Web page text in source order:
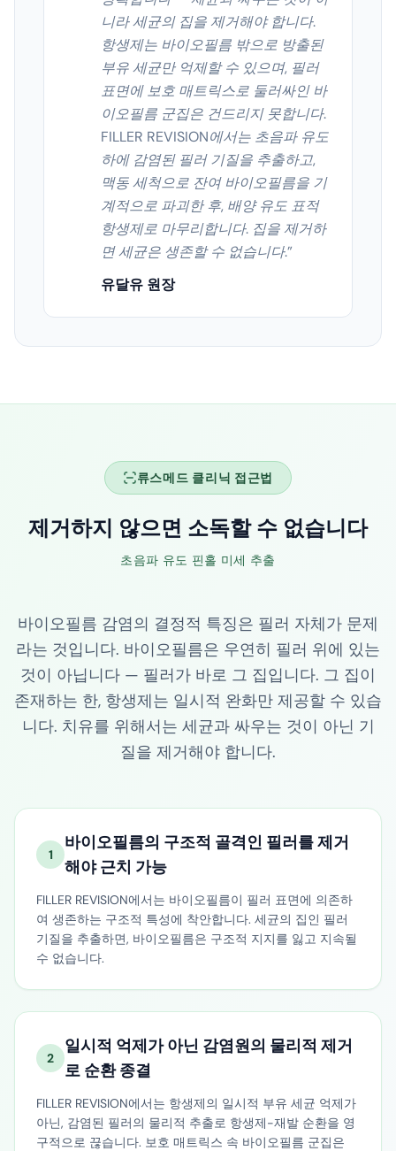
니라 세균의 집을 제거해야 합니다.
항생제는 바이오필름 밖으로 방출된
부유 세균만 억제할 수 있으며, 필러
표면에 보호 매트릭스로 둘러싸인 바
이오필름 군집은 건드리지 못합니다.
FILLER REVISION에서는 초음파 유도
하에 감염된 필러 기질을 추출하고,
맥동 세척으로 잔여 바이오필름을 기
계적으로 파괴한 후, 배양 유도 표적
항생제로 마무리합니다. 집을 제거하
면 세균은 생존할 수 없습니다.”
유달유 원장
류스메드 클리닉 접근법
제거하지 않으면 소독할 수 없습니다
초음파 유도 핀홀 미세 추출
바이오필름 감염의 결정적 특징은 필러 자체가 문제
라는 것입니다. 바이오필름은 우연히 필러 위에 있는
것이 아닙니다 — 필러가 바로 그 집입니다. 그 집이
존재하는 한, 항생제는 일시적 완화만 제공할 수 있습
니다. 치유를 위해서는 세균과 싸우는 것이 아닌 기
질을 제거해야 합니다.
1
바이오필름의 구조적 골격인 필러를 제거
해야 근치 가능
FILLER REVISION에서는 바이오필름이 필러 표면에 의존하
여 생존하는 구조적 특성에 착안합니다. 세균의 집인 필러
기질을 추출하면, 바이오필름은 구조적 지지를 잃고 지속될
수 없습니다.
2
일시적 억제가 아닌 감염원의 물리적 제거
로 순환 종결
FILLER REVISION에서는 항생제의 일시적 부유 세균 억제가
아닌, 감염된 필러의 물리적 추출로 항생제-재발 순환을 영
구적으로 끊습니다. 보호 매트릭스 속 바이오필름 군집은